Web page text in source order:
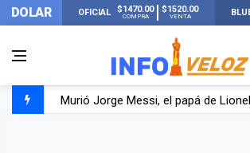
DOLAR OFICIAL $1470.00
COMPRA
$1520.00
VENTA
Murió Jorge Messi, el papá de